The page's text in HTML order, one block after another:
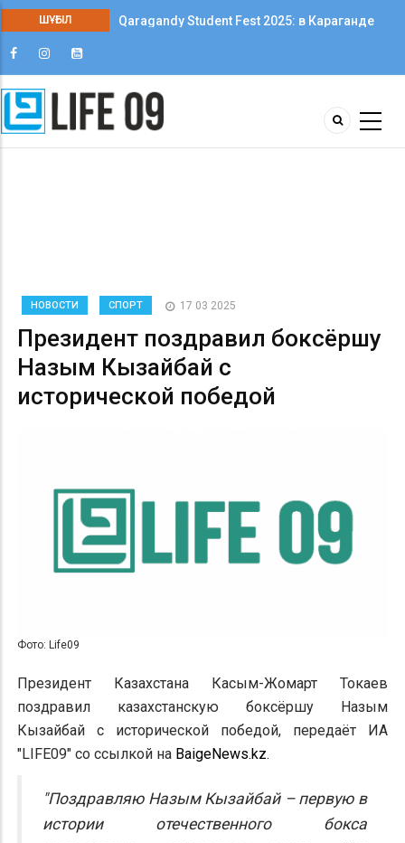
ШҰҒЫЛ
Qaragandy Student Fest 2025: в Караганде
НОВОСТИ СПОРТ 17 03 2025
Президент поздравил боксёршу
Назым Кызайбай с
исторической победой
Фото: Life09
Президент Казахстана Касым-Жомарт Токаев
поздравил казахстанскую боксёршу Назым
Кызайбай с исторической победой, передаёт ИА
"LIFE09" со ссылкой на BaigeNews.kz.
"Поздравляю Назым Кызайбай – первую в
истории отечественного бокса